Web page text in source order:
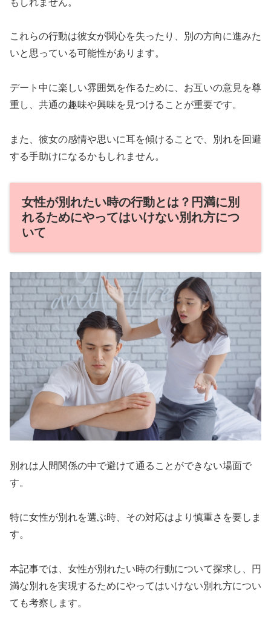
これらの行動は彼女が関心を失ったり、別の方向に進みた
いと思っている可能性があります。
デート中に楽しい雰囲気を作るために、お互いの意見を尊
重し、共通の趣味や興味を見つけることが重要です。
また、彼女の感情や思いに耳を傾けることで、別れを回避
する手助けになるかもしれません。
女性が別れたい時の行動とは？円満に別
れるためにやってはいけない別れ方につ
いて
別れは人間関係の中で避けて通ることができない場面で
す。
特に女性が別れを選ぶ時、その対応はより慎重さを要しま
す。
本記事では、女性が別れたい時の行動について探求し、円
満な別れを実現するためにやってはいけない別れ方につい
ても考察します。